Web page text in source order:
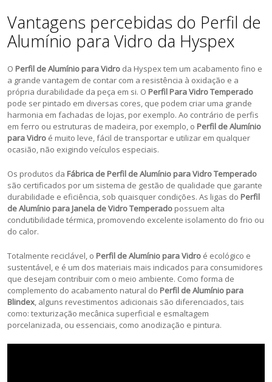
Vantagens percebidas do Perfil de
Alumínio para Vidro da Hyspex
O Perfil de Alumínio para Vidro da Hyspex tem um acabamento fino e
a grande vantagem de contar com a resistência à oxidação e a
própria durabilidade da peça em si. O Perfil Para Vidro Temperado
pode ser pintado em diversas cores, que podem criar uma grande
harmonia em fachadas de lojas, por exemplo. Ao contrário de perfis
em ferro ou estruturas de madeira, por exemplo, o Perfil de Alumínio
para Vidro é muito leve, fácil de transportar e utilizar em qualquer
ocasião, não exigindo veículos especiais.
Os produtos da Fábrica de Perfil de Alumínio para Vidro Temperado
são certificados por um sistema de gestão de qualidade que garante
durabilidade e eficiência, sob quaisquer condições. As ligas do Perfil
de Alumínio para Janela de Vidro Temperado possuem alta
condutibilidade térmica, promovendo excelente isolamento do frio ou
do calor.
Totalmente reciclável, o Perfil de Alumínio para Vidro é ecológico e
sustentável, e é um dos materiais mais indicados para consumidores
que desejam contribuir com o meio ambiente. Como forma de
complemento do acabamento natural do Perfil de Alumínio para
Blindex, alguns revestimentos adicionais são diferenciados, tais
como: texturização mecânica superficial e esmaltagem
porcelanizada, ou essenciais, como anodização e pintura.